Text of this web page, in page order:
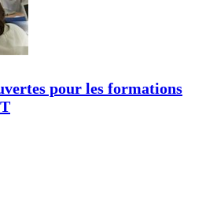
pour les formations